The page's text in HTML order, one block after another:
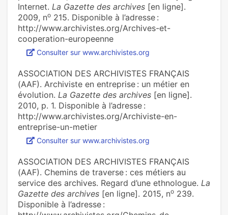
Internet. La Gazette des archives [en ligne].
2009, no 215. Disponible à l’adresse :
http://www.archivistes.org/Archives-et-
cooperation-europeenne
Consulter sur www.archivistes.org
ASSOCIATION DES ARCHIVISTES FRANÇAIS
(AAF). Archiviste en entreprise : un métier en
évolution. La Gazette des archives [en ligne].
2010, p. 1. Disponible à l’adresse :
http://www.archivistes.org/Archiviste-en-
entreprise-un-metier
Consulter sur www.archivistes.org
ASSOCIATION DES ARCHIVISTES FRANÇAIS
(AAF). Chemins de traverse : ces métiers au
service des archives. Regard d’une ethnologue. La
Gazette des archives [en ligne]. 2015, no 239.
Disponible à l’adresse :